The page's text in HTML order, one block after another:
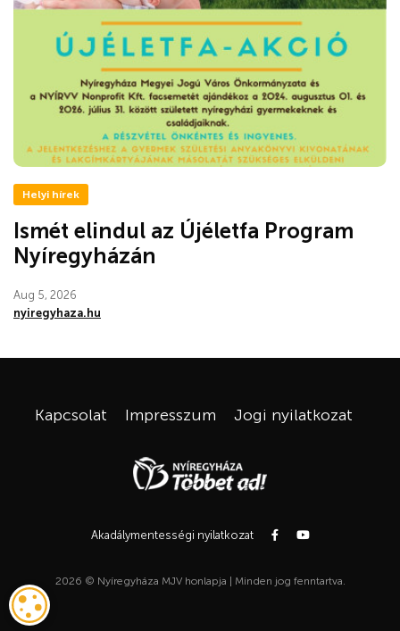
Helyi hírek
Ismét elindul az Újéletfa Program
Nyíregyházán
Aug 5, 2026
nyiregyhaza.hu
Kapcsolat Impresszum Jogi nyilatkozat
Akadálymentességi nyilatkozat
2026 © Nyíregyháza MJV honlapja | Minden jog fenntartva.